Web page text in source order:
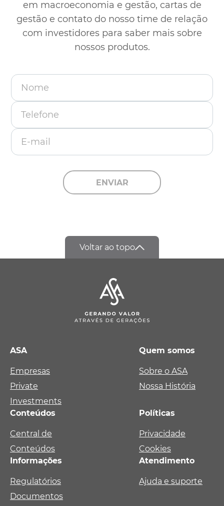
em macroeconomia e gestão, cartas de
gestão e contato do nosso time de relação
com investidores para saber mais sobre
nossos produtos.
Nome
Telefone
E-mail
ENVIAR
Voltar ao topo
ASA
Empresas
Private
Investments
Quem somos
Sobre o ASA
Nossa História
Conteúdos
Central de
Conteúdos
Políticas
Privacidade
Cookies
Informações
Regulatórios
Documentos
Atendimento
Ajuda e suporte